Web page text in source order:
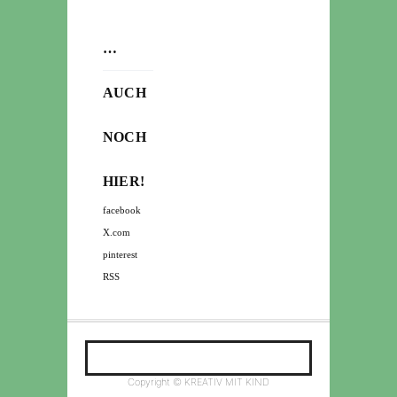
…
AUCH
NOCH
HIER!
facebook
X.com
pinterest
RSS
Copyright © KREATIV MIT KIND